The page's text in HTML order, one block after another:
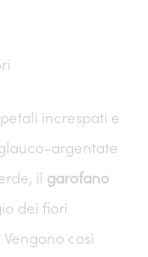
increspati e
argentate
il garofano
dei fiori
così